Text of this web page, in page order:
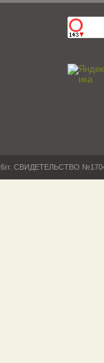
СВИДЕТЕЛЬСТВО